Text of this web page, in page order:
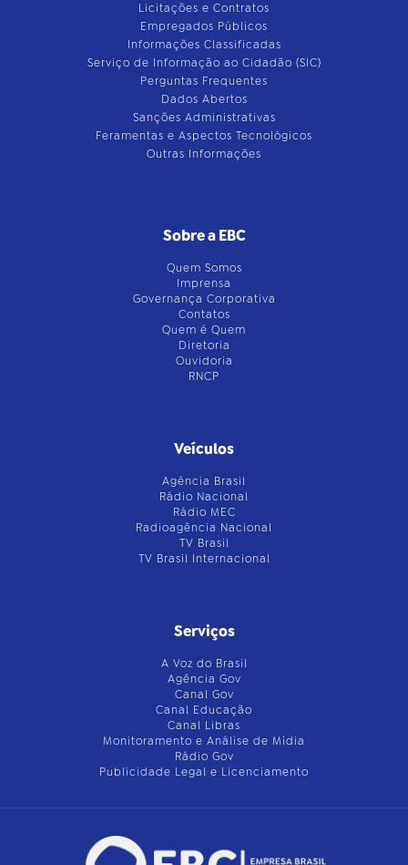
Licitações e Contratos
Empregados Públicos
Informações Classificadas
Serviço de Informação ao Cidadão (SIC)
Perguntas Frequentes
Dados Abertos
Sanções Administrativas
Feramentas e Aspectos Tecnológicos
Outras Informações
Sobre a EBC
Quem Somos
Imprensa
Governança Corporativa
Contatos
Quem é Quem
Diretoria
Ouvidoria
RNCP
Veículos
Agência Brasil
Rádio Nacional
Rádio MEC
Radioagência Nacional
TV Brasil
TV Brasil Internacional
Serviços
A Voz do Brasil
Agência Gov
Canal Gov
Canal Educação
Canal Libras
Monitoramento e Análise de Mídia
Rádio Gov
Publicidade Legal e Licenciamento